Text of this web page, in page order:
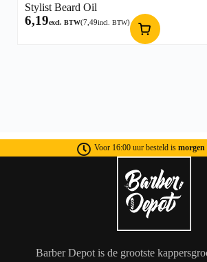
Stylist Beard Oil
6,19excl. BTW(7,49incl. BTW)
Voor 16:00 uur besteld is
Barber Depot is de grootste